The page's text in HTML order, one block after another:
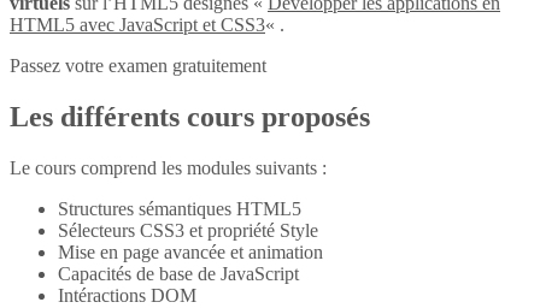
HTML5 avec JavaScript et CSS3« .
Passez votre examen gratuitement
Les différents cours proposés
Le cours comprend les modules suivants :
Structures sémantiques HTML5
Sélecteurs CSS3 et propriété Style
Mise en page avancée et animation
Capacités de base de JavaScript
Intéractions DOM